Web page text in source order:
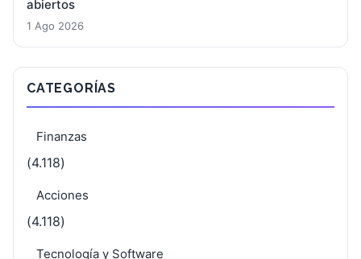
abiertos
1 Ago 2026
CATEGORÍAS
Finanzas
(4.118)
Acciones
(4.118)
Tecnología y Software